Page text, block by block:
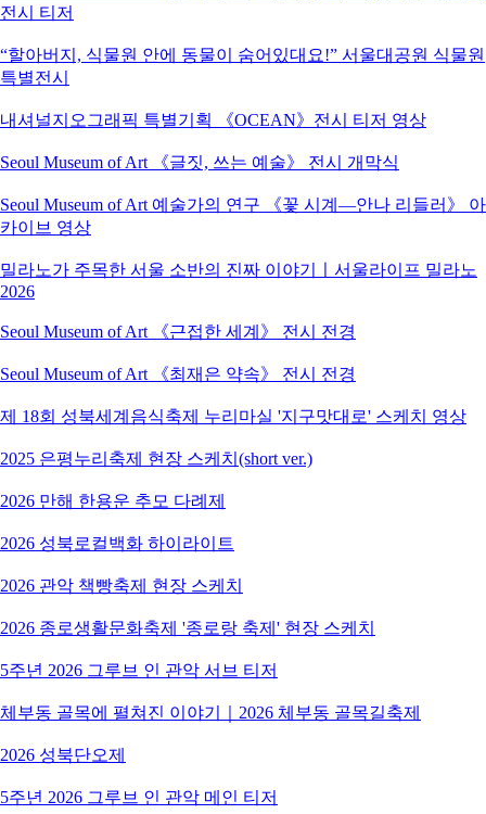
전시 티저
“할아버지, 식물원 안에 동물이 숨어있대요!” 서울대공원 식물원
특별전시
내셔널지오그래픽 특별기획 《OCEAN》전시 티저 영상
Seoul Museum of Art 《글짓, 쓰는 예술》 전시 개막식
Seoul Museum of Art 예술가의 연구 《꽃 시계―안나 리들러》 아
카이브 영상
밀라노가 주목한 서울 소반의 진짜 이야기ㅣ서울라이프 밀라노
2026
Seoul Museum of Art 《근접한 세계》 전시 전경
Seoul Museum of Art 《최재은 약속》 전시 전경
제 18회 성북세계음식축제 누리마실 '지구맛대로' 스케치 영상
2025 은평누리축제 현장 스케치(short ver.)
2026 만해 한용운 추모 다례제
2026 성북로컬백화 하이라이트
2026 관악 책빵축제 현장 스케치
2026 종로생활문화축제 '종로랑 축제' 현장 스케치
5주년 2026 그루브 인 관악 서브 티저
체부동 골목에 펼쳐진 이야기｜2026 체부동 골목길축제
2026 성북단오제
5주년 2026 그루브 인 관악 메인 티저